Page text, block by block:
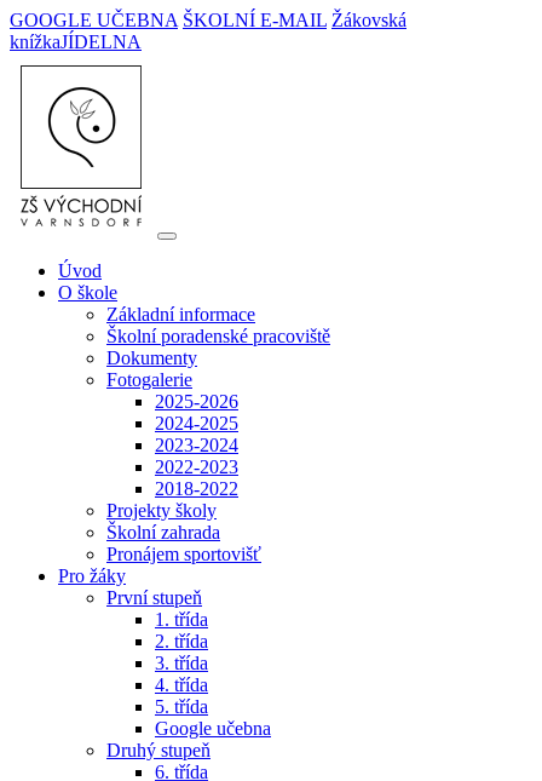
GOOGLE UČEBNA ŠKOLNÍ E-MAIL Žákovská
knížkaJÍDELNA
Úvod
O škole
Základní informace
Školní poradenské pracoviště
Dokumenty
Fotogalerie
2025-2026
2024-2025
2023-2024
2022-2023
2018-2022
Projekty školy
Školní zahrada
Pronájem sportovišť
Pro žáky
První stupeň
1. třída
2. třída
3. třída
4. třída
5. třída
Google učebna
Druhý stupeň
6. třída